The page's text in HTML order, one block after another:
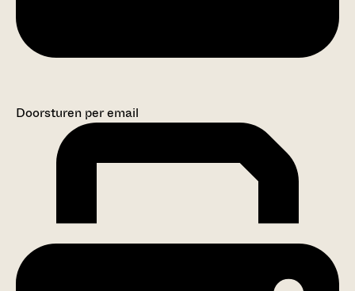
Doorsturen per email